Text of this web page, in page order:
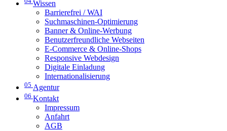
Wissen
Barrierefrei / WAI
Suchmaschinen-Optimierung
Banner & Online-Werbung
Benutzerfreundliche Webseiten
E-Commerce & Online-Shops
Responsive Webdesign
Digitale Einladung
Internationalisierung
05 Agentur
06 Kontakt
Impressum
Anfahrt
AGB